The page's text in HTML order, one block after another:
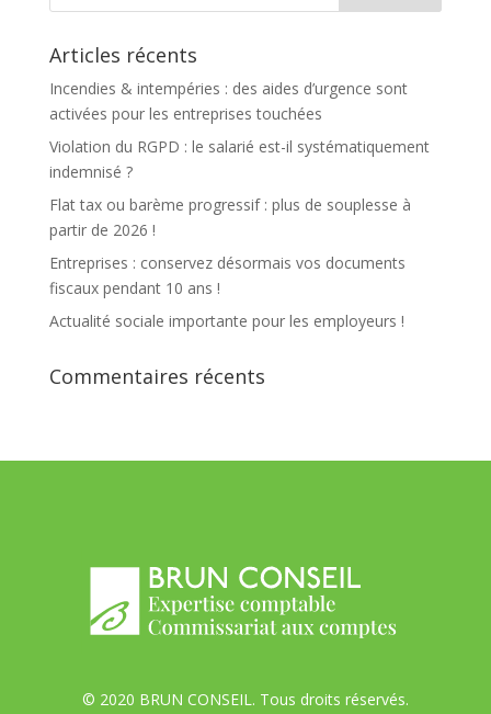
Articles récents
Incendies & intempéries : des aides d’urgence sont
activées pour les entreprises touchées
Violation du RGPD : le salarié est-il systématiquement
indemnisé ?
Flat tax ou barème progressif : plus de souplesse à
partir de 2026 !
Entreprises : conservez désormais vos documents
fiscaux pendant 10 ans !
Actualité sociale importante pour les employeurs !
Commentaires récents
© 2020 BRUN CONSEIL. Tous droits réservés.